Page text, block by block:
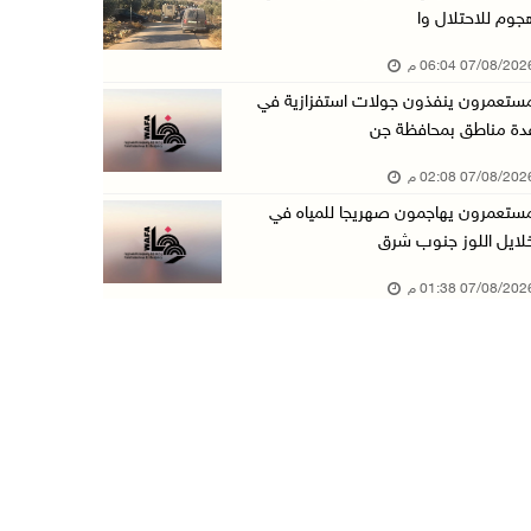
أسعار النفط تواصل الصعود وسط مخاوف بشأن مستقب ...
الذهب يتجه لأفضل أداء أسبوعي منذ كانون الثاني
قوات الاحتلال تنصب حاجزا عسكريا شرق بيت لحم
07/آب/2026 09:06 ص
مستعمرون بحماية قوات الاحتلال يقتحمون برك سلي ...
للاحتلال وا
08/2026 06:04 م
ينفذون جولات استفزازية في
مناطق بمحافظة جن
08/2026 02:08 م
يهاجمون صهريجا للمياه في
اللوز جنوب شرق
08/2026 01:38 م